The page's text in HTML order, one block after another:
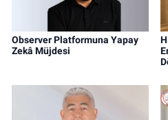
Observer Platformuna Yapay
Zekâ Müjdesi